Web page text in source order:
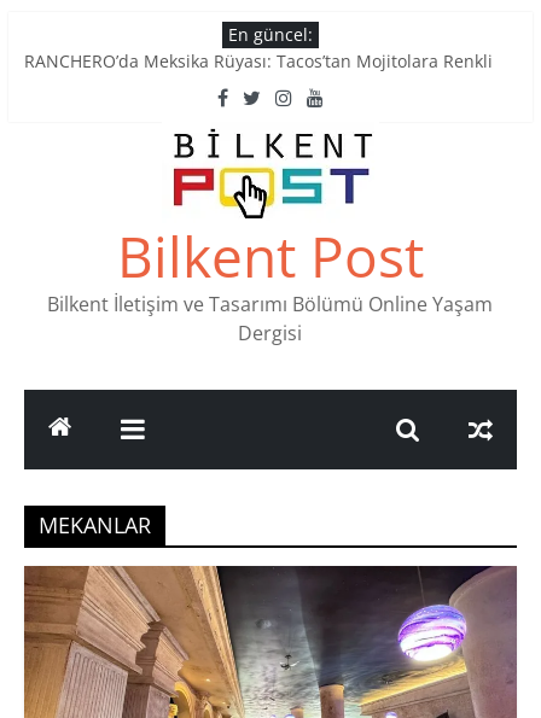
to
En güncel:
Tatlı Konuşalım: Ankara’nın 4 Köklü Pastanesi
RANCHERO’da Meksika Rüyası: Tacos’tan Mojitolara Renkli
Pullardaki tarih: PTT Pul Müzesi
Stamp Collectors Unite: Places to Find Stamps in Ankara
Bilkent Post
Bilkent İletişim ve Tasarımı Bölümü Online Yaşam
Dergisi
MEKANLAR